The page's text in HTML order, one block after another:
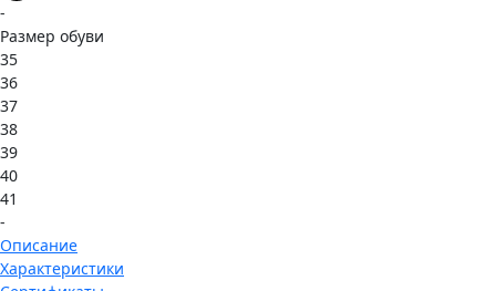
-
Размер обуви
35
36
37
38
39
40
41
-
Описание
Характеристики